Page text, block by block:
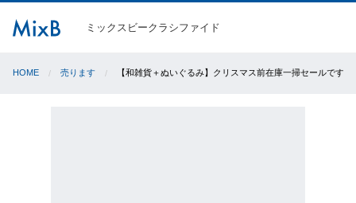
ミックスビークラシファイド
HOME 売ります 【和雑貨＋ぬいぐるみ】クリスマス前在庫一掃セールです♪